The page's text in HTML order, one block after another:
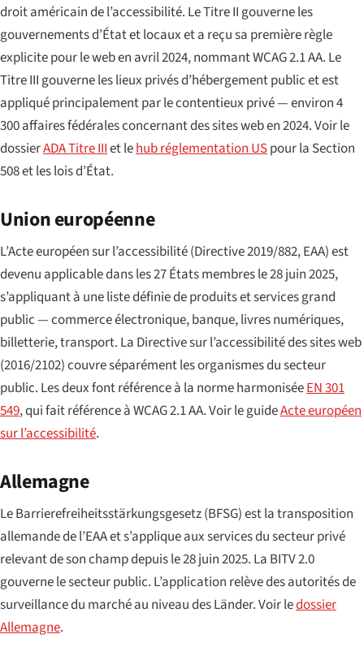
droit américain de l’accessibilité. Le Titre II gouverne les
gouvernements d’État et locaux et a reçu sa première règle
explicite pour le web en avril 2024, nommant WCAG 2.1 AA. Le
Titre III gouverne les lieux privés d’hébergement public et est
appliqué principalement par le contentieux privé — environ 4
300 affaires fédérales concernant des sites web en 2024. Voir le
dossierADA Titre IIIet lehub réglementation USpour la Section
508 et les lois d’État.
Union européenne
L’Acte européen sur l’accessibilité (Directive 2019/882, EAA) est
devenu applicable dans les 27 États membres le 28 juin 2025,
s’appliquant à une liste définie de produits et services grand
public — commerce électronique, banque, livres numériques,
billetterie, transport. La Directive sur l’accessibilité des sites web
(2016/2102) couvre séparément les organismes du secteur
public. Les deux font référence à la norme harmoniséeEN 301
549, qui fait référence à WCAG 2.1 AA. Voir le guideActe européen
sur l’accessibilité.
Allemagne
LeBarrierefreiheitsstärkungsgesetz(BFSG) est la transposition
allemande de l’EAA et s’applique aux services du secteur privé
relevant de son champ depuis le 28 juin 2025. La BITV 2.0
gouverne le secteur public. L’application relève des autorités de
surveillance du marché au niveau des Länder. Voir ledossier
Allemagne.